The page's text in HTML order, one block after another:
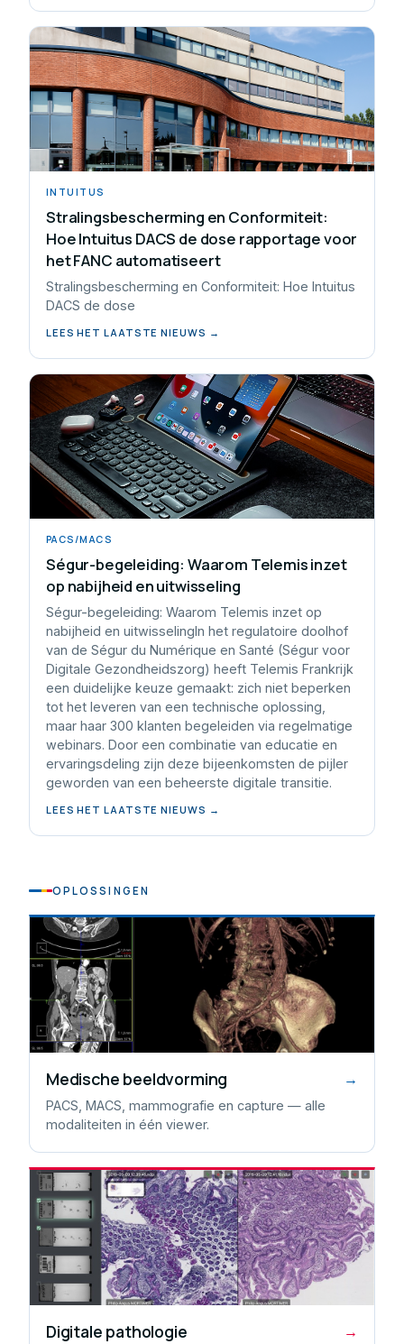
INTUITUS
Stralingsbescherming en Conformiteit:
Hoe Intuitus DACS de dose rapportage voor
het FANC automatiseert
Stralingsbescherming en Conformiteit: Hoe Intuitus
DACS de dose
LEES HET LAATSTE NIEUWS →
PACS/MACS
Ségur-begeleiding: Waarom Telemis inzet
op nabijheid en uitwisseling
Ségur-begeleiding: Waarom Telemis inzet op
nabijheid en uitwisselingIn het regulatoire doolhof
van de Ségur du Numérique en Santé (Ségur voor
Digitale Gezondheidszorg) heeft Telemis Frankrijk
een duidelijke keuze gemaakt: zich niet beperken
tot het leveren van een technische oplossing,
maar haar 300 klanten begeleiden via regelmatige
webinars. Door een combinatie van educatie en
ervaringsdeling zijn deze bijeenkomsten de pijler
geworden van een beheerste digitale transitie.
LEES HET LAATSTE NIEUWS →
OPLOSSINGEN
Medische beeldvorming →
PACS, MACS, mammografie en capture — alle
modaliteiten in één viewer.
Digitale pathologie →